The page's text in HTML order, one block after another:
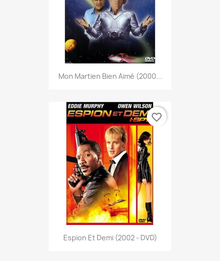
Mon Martien Bien Aimé (2000...
Espion Et Demi (2002 - DVD)
favorite_border